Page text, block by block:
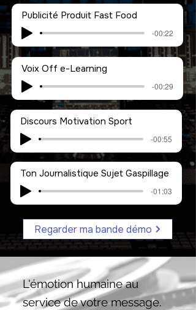
Publicité Produit Fast Food
-00:22
Voix Off e-Learning
-00:29
Discours Motivation Sport
-00:55
Ton Journalistique Sujet Gaspillage
-01:03
Regarder ma bande démo
L'émotion humaine au
service de votre message.